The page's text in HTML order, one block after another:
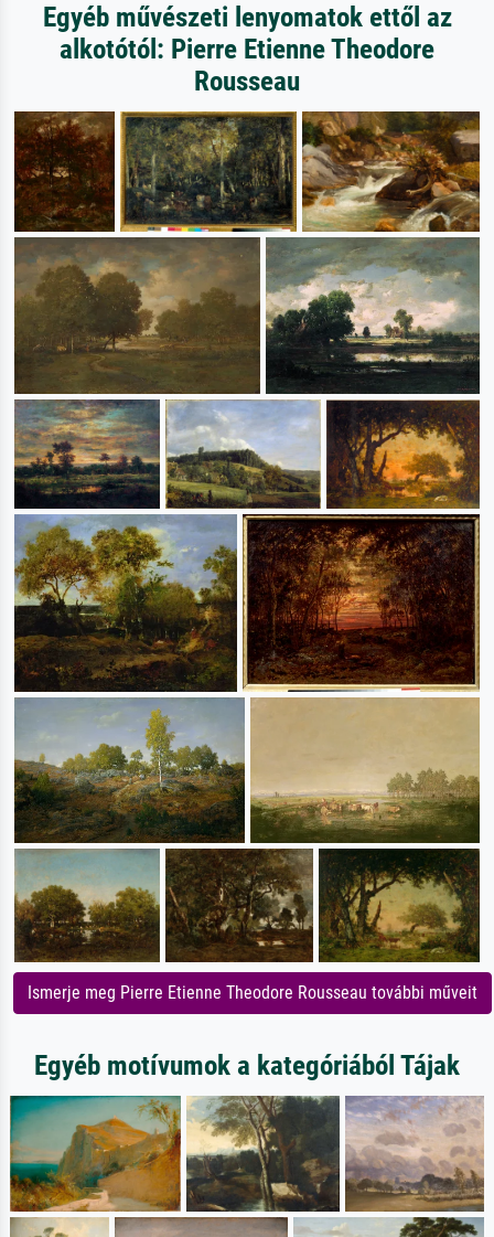
Egyéb művészeti lenyomatok ettől az
alkotótól: Pierre Etienne Theodore
Rousseau
Ismerje meg Pierre Etienne Theodore Rousseau további műveit
Egyéb motívumok a kategóriából Tájak